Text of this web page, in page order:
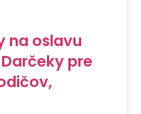
na oslavu
pre